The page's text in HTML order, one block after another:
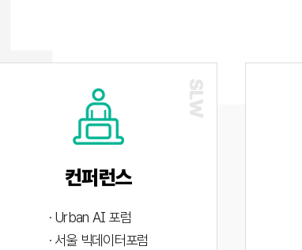
컨퍼런스
· Urban AI 포럼
· 서울 빅데이터포럼